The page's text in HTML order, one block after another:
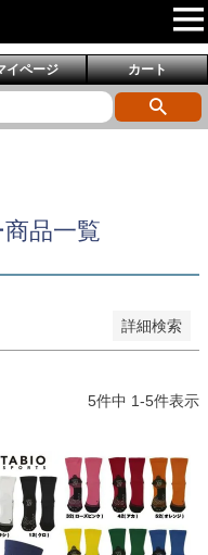
イページ カート
品一覧
詳細検索
5件中 1-5件表示